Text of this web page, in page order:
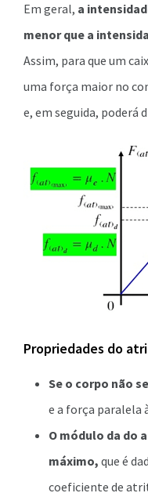
Em geral, a
menor que a
Assim, para que um
uma força maior no
e, em seguida, poderá
Propriedades do
Se o corpo não
e a força paralela
O módulo da do
máximo, que é
coeficiente de